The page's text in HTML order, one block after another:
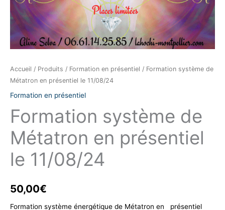
Accueil / Produits / Formation en présentiel / Formation système de
Métatron en présentiel le 11/08/24
Formation en présentiel
Formation système de
Métatron en présentiel
le 11/08/24
50,00€
Formation système énergétique de Métatron en
présentiel